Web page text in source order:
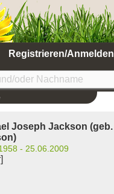
Registrieren/Anmelden
Joseph Jackson (geb.
- 25.06.2009